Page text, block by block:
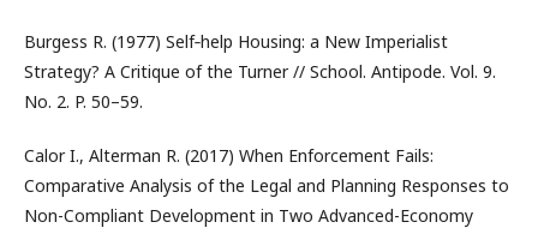
Burgess R. (1977) Self‐help Housing: a New Imperialist
Strategy? A Critique of the Turner // School. Antipode. Vol. 9.
No. 2. P. 50–59.
Calor I., Alterman R. (2017) When Enforcement Fails:
Comparative Analysis of the Legal and Planning Responses to
Non-Compliant Development in Two Advanced-Economy